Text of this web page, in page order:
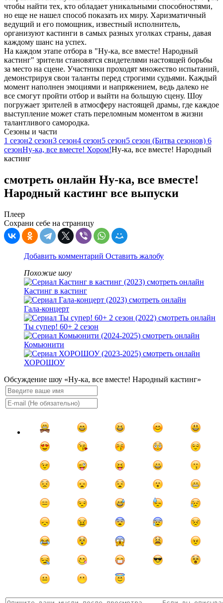
чтобы найти тех, кто обладает уникальными способностями,
но еще не нашел способ показать их миру. Харизматичный
ведущий и его помощник, известный исполнитель,
организуют кастинги в самых разных уголках страны, давая
каждому шанс на успех.
На каждом этапе отбора в "Ну-ка, все вместе! Народный
кастинг" зрители становятся свидетелями настоящей борьбы
за место на сцене. Участники проходят множество испытаний,
демонстрируя свои таланты перед строгими судьями. Каждый
момент наполнен эмоциями и напряжением, ведь далеко не
все смогут пройти отбор и выйти на большую сцену. Шоу
погружает зрителей в атмосферу настоящей драмы, где каждое
выступление может стать переломным моментом в жизни
талантливого самородка.
Cезоны и части
1 сезон2 сезон3 сезон4 сезон5 сезон5 сезон (Битва сезонов) 6
сезонНу-ка, все вместе! Хором!Ну-ка, все вместе! Народный
кастинг
смотреть онлайн Ну-ка, все вместе!
Народный кастинг все выпуски
Плеер
Сохрани себе на страницу
Добавить комментарий Оставить жалобу
Похожие шоу
Кастинг в кастинг
Гала-концерт
Ты супер! 60+ 2 сезон
Комьюнити
ХОРОШОУ
Обсуждение шоу «Ну-ка, все вместе! Народный кастинг»